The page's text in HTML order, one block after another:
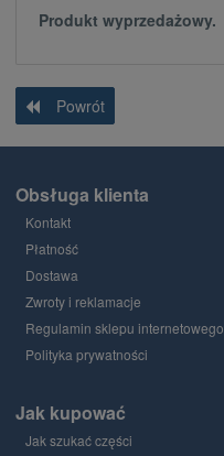
Produkt wyprzedażowy.
Powrót
Obsługa klienta
Kontakt
Płatność
Dostawa
Zwroty i reklamacje
Regulamin sklepu internetowego
Polityka prywatności
Jak kupować
Jak szukać części